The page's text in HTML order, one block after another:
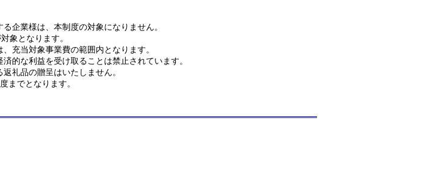
企業様は、本制度の対象になりません。
象となります。
充当対象事業費の範囲内となります。
的な利益を受け取ることは禁止されています。
礼品の贈呈はいたしません。
までとなります。